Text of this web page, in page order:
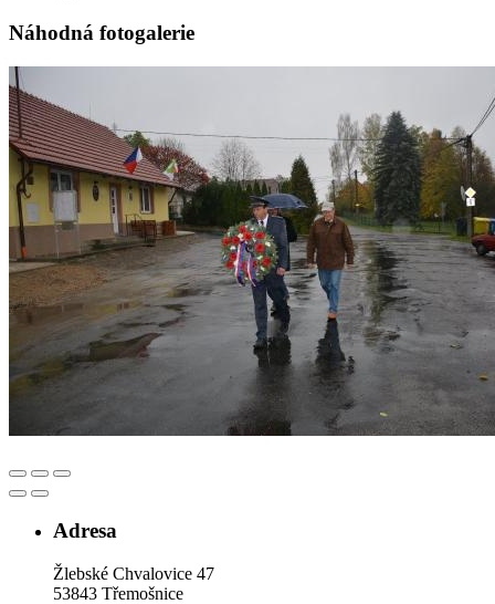
Náhodná fotogalerie
Adresa
Žlebské Chvalovice 47
53843 Třemošnice